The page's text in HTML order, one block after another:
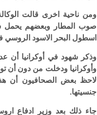
ومن ناحية اخرى قالت
صوب المطار وبعضهم يحمل
اسطول البحر الاسود الروسي
وذكر شهود في أوكرانيا أن
وأوكرانيا ودخلت من دون أن
لاحظ بعض الصحافيون أن
جنسيتها.
جاء ذلك بعد وزير ادفاع